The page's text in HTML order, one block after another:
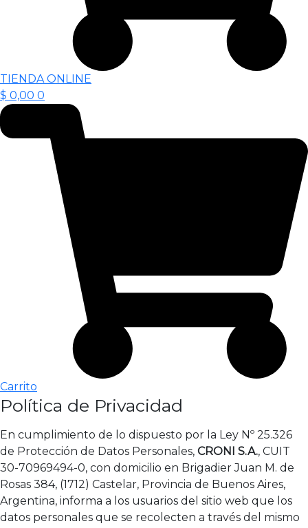
TIENDA ONLINE
$ 0,00 0
Carrito
Política de Privacidad
En cumplimiento de lo dispuesto por la Ley Nº 25.326
de Protección de Datos Personales, CRONI S.A., CUIT
30-70969494-0, con domicilio en Brigadier Juan M. de
Rosas 384, (1712) Castelar, Provincia de Buenos Aires,
Argentina, informa a los usuarios del sitio web que los
datos personales que se recolecten a través del mismo